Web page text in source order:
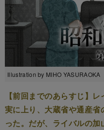
Illustration by MIHO YASURAOKA
【前回までのあらすじ】
実に上り、大蔵省や通産
った。だが、ライバルの